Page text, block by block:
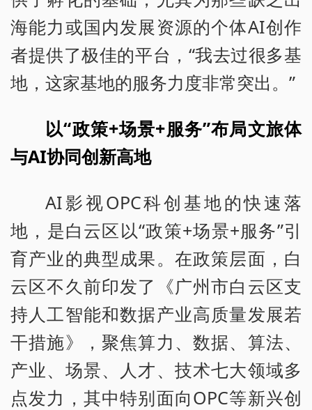
海能力或国内发展资源的个体AI创作
者提供了极佳的平台，“我去过很多基
地，这家基地的服务力度非常突出。”
以“政策+场景+服务”布局文旅体
与AI协同创新高地
AI影视OPC科创基地的快速落
地，是白云区以“政策+场景+服务”引
育产业的典型成果。在政策层面，白
云区不久前印发了《广州市白云区支
持人工智能和数据产业高质量发展若
干措施》，聚焦算力、数据、算法、
产业、场景、人才、技术七大领域多
点发力，其中特别面向OPC等新兴创